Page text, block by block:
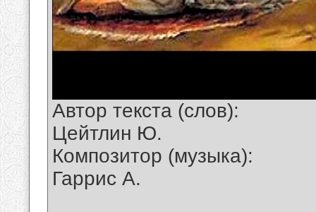
Автор текста (слов):
Цейтлин Ю.
Композитор (музыка):
Гаррис А.